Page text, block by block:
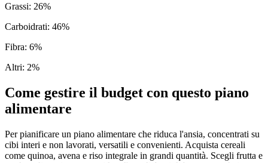
Grassi: 26%
Carboidrati: 46%
Fibra: 6%
Altri: 2%
Come gestire il budget con questo piano
alimentare
Per pianificare un piano alimentare che riduca l'ansia, concentrati su
cibi interi e non lavorati, versatili e convenienti. Acquista cereali
come quinoa, avena e riso integrale in grandi quantità. Scegli frutta e